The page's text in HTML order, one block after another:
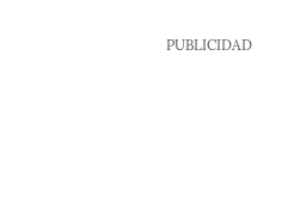
PUBLICIDAD